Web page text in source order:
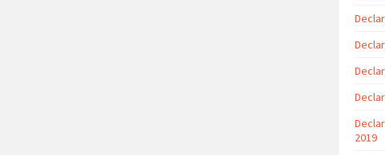
2019